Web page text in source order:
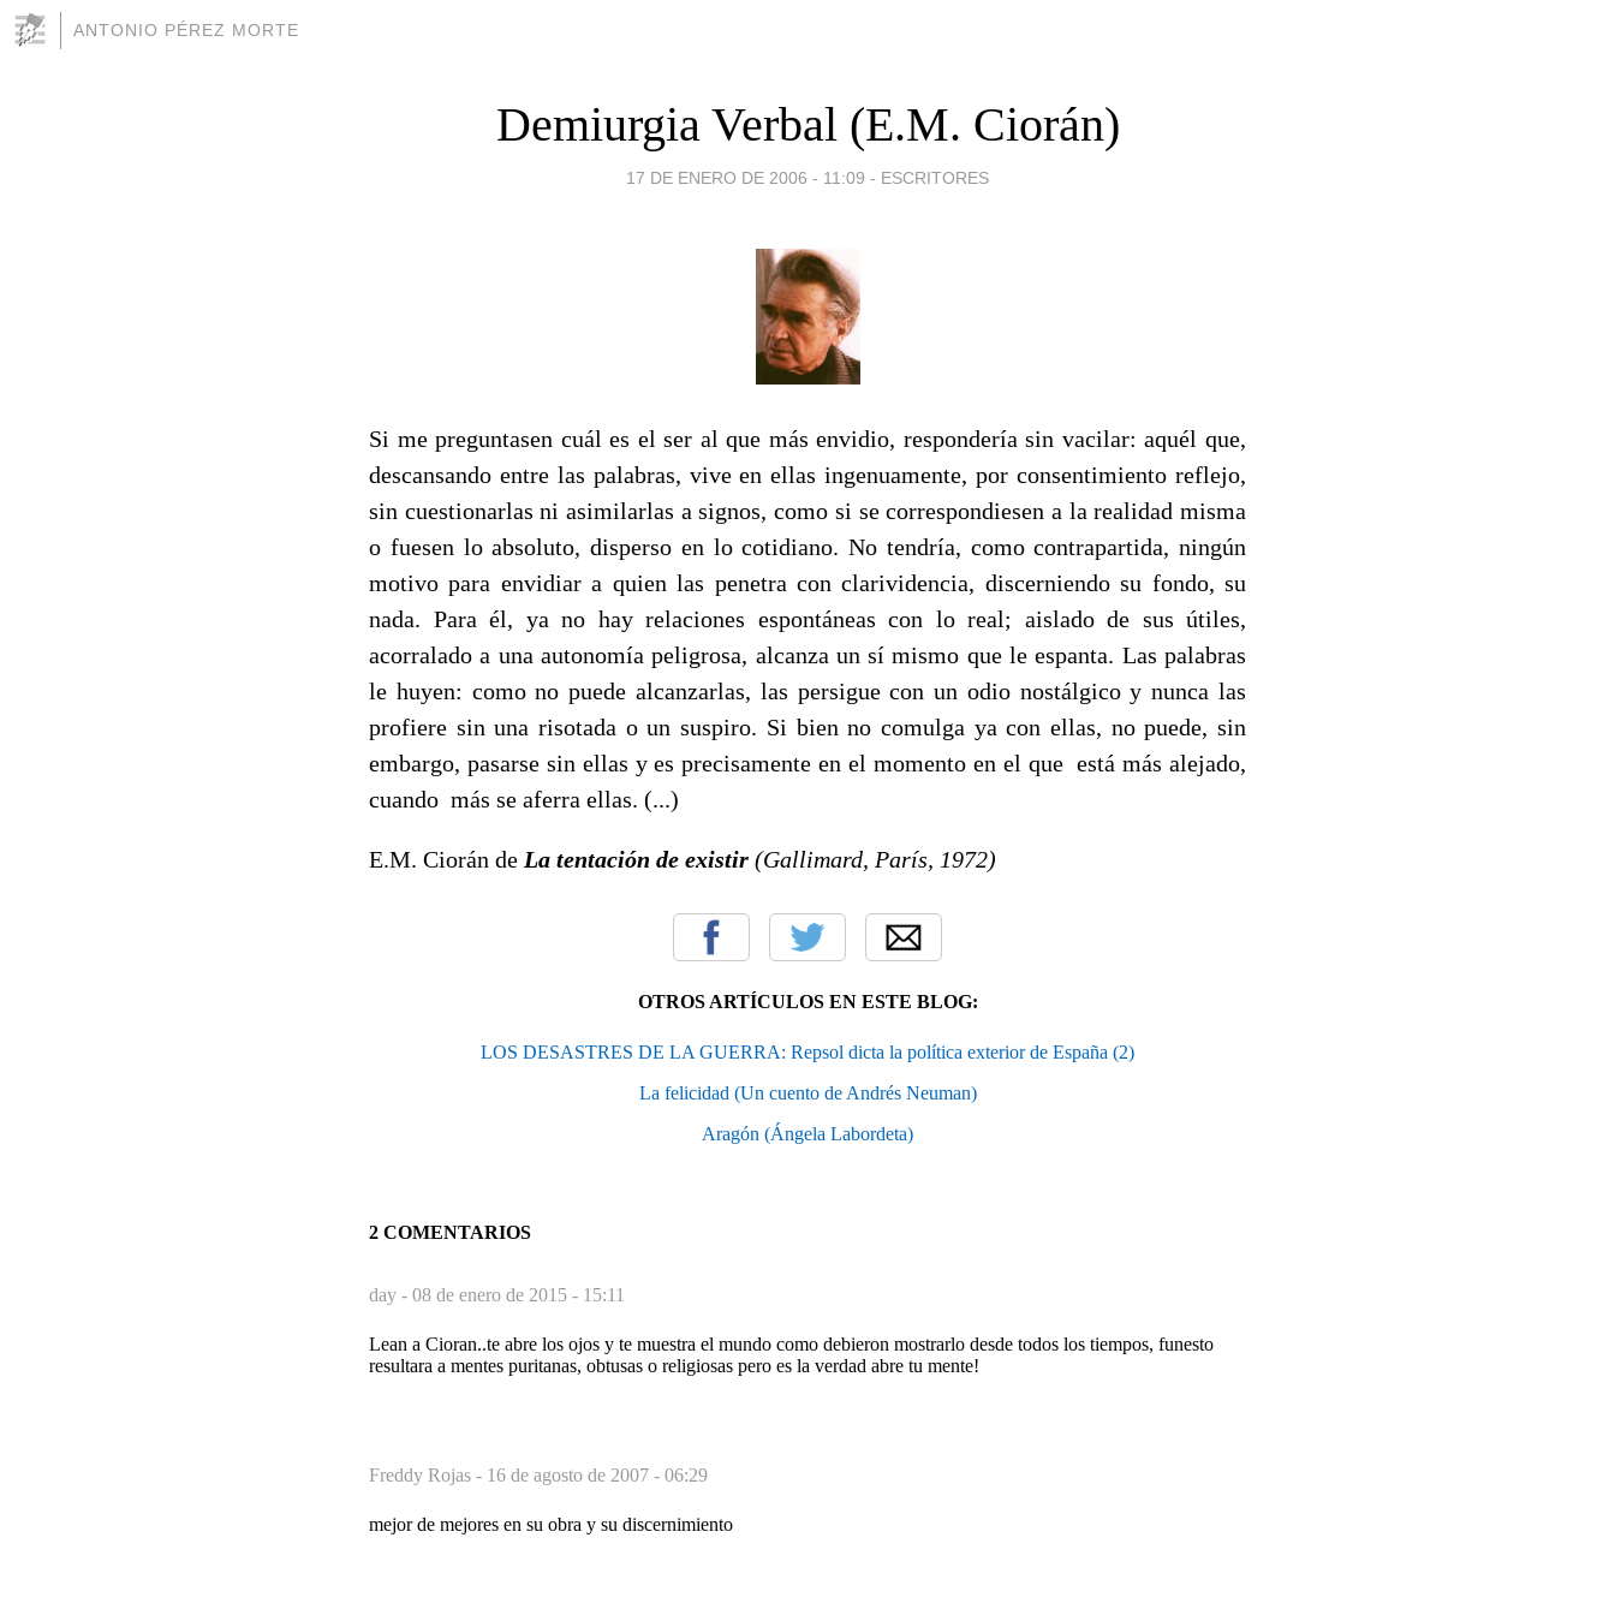
ANTONIO PÉREZ MORTE
Demiurgia Verbal (E.M. Ciorán)
17 DE ENERO DE 2006 - 11:09 - ESCRITORES
Si me preguntasen cuál es el ser al que más envidio, respondería sin vacilar: aquél que,
descansando entre las palabras, vive en ellas ingenuamente, por consentimiento reflejo,
sin cuestionarlas ni asimilarlas a signos, como si se correspondiesen a la realidad misma
o fuesen lo absoluto, disperso en lo cotidiano. No tendría, como contrapartida, ningún
motivo para envidiar a quien las penetra con clarividencia, discerniendo su fondo, su
nada. Para él, ya no hay relaciones espontáneas con lo real; aislado de sus útiles,
acorralado a una autonomía peligrosa, alcanza un sí mismo que le espanta. Las palabras
le huyen: como no puede alcanzarlas, las persigue con un odio nostálgico y nunca las
profiere sin una risotada o un suspiro. Si bien no comulga ya con ellas, no puede, sin
embargo, pasarse sin ellas y es precisamente en el momento en el que está más alejado,
cuando más se aferra ellas. (...)
E.M. Ciorán de La tentación de existir (Gallimard, París, 1972)
OTROS ARTÍCULOS EN ESTE BLOG:
LOS DESASTRES DE LA GUERRA: Repsol dicta la política exterior de España (2)
La felicidad (Un cuento de Andrés Neuman)
Aragón (Ángela Labordeta)
2 COMENTARIOS
day - 08 de enero de 2015 - 15:11
Lean a Cioran..te abre los ojos y te muestra el mundo como debieron mostrarlo desde todos los tiempos, funesto
resultara a mentes puritanas, obtusas o religiosas pero es la verdad abre tu mente!
Freddy Rojas - 16 de agosto de 2007 - 06:29
mejor de mejores en su obra y su discernimiento